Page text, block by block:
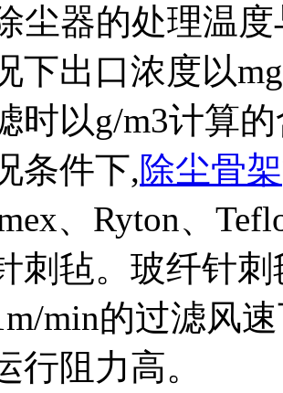
尘器的处理温度
下出口浓度以
时以g/m3计算
条件下,除尘骨架
、Ryton、
刺毡。玻纤针
min的过滤风
行阻力高。